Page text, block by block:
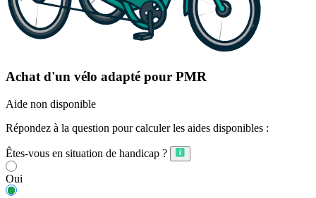
Achat d'un vélo adapté pour PMR
Aide non disponible
Répondez à la question pour calculer les aides disponibles :
Êtes-vous en situation de handicap ?
Oui